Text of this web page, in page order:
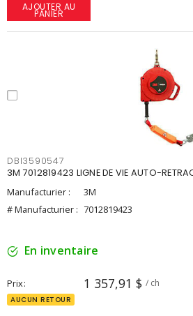
AJOUTER AU
PANIER
DBI3590547
3M 7012819423 LIGNE DE VIE AUTO-
Manufacturier :
3M
# Manufacturier : 7012819423
En inventaire
Prix 1 357,91 $ / ch
AUCUN RETOUR